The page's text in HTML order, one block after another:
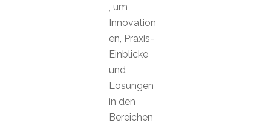
, um
Innovation
en, Praxis-
Einblicke
und
Lösungen
in den
Bereichen